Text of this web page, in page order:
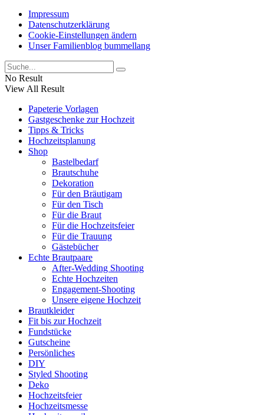
Impressum
Datenschutzerklärung
Cookie-Einstellungen ändern
Unser Familienblog bummellang
No Result
View All Result
Papeterie Vorlagen
Gastgeschenke zur Hochzeit
Tipps & Tricks
Hochzeitsplanung
Shop
Bastelbedarf
Brautschuhe
Dekoration
Für den Bräutigam
Für den Tisch
Für die Braut
Für die Hochzeitsfeier
Für die Trauung
Gästebücher
Echte Brautpaare
After-Wedding Shooting
Echte Hochzeiten
Engagement-Shooting
Unsere eigene Hochzeit
Brautkleider
Fit bis zur Hochzeit
Fundstücke
Gutscheine
Persönliches
DIY
Styled Shooting
Deko
Hochzeitsfeier
Hochzeitsmesse